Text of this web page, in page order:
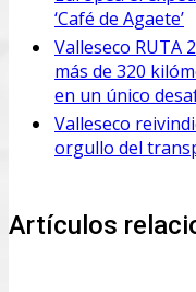
‘Café de Agaete’
Valleseco RUTA
más de 320
en un único
Valleseco
orgullo del
Artículos